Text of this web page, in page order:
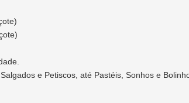
e Petiscos, até Pastéis, Sonhos e